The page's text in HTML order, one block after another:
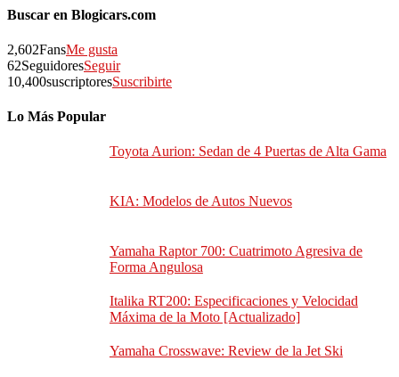
Buscar en Blogicars.com
2,602FansMe gusta
62SeguidoresSeguir
10,400suscriptoresSuscribirte
Lo Más Popular
Toyota Aurion: Sedan de 4 Puertas de Alta Gama
KIA: Modelos de Autos Nuevos
Yamaha Raptor 700: Cuatrimoto Agresiva de
Forma Angulosa
Italika RT200: Especificaciones y Velocidad
Máxima de la Moto [Actualizado]
Yamaha Crosswave: Review de la Jet Ski